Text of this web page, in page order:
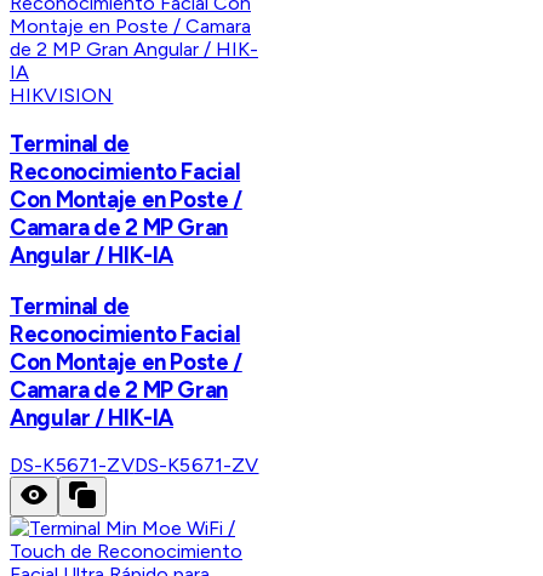
HIKVISION
Terminal de
Reconocimiento Facial
Con Montaje en Poste /
Camara de 2 MP Gran
Angular / HIK-IA
Terminal de
Reconocimiento Facial
Con Montaje en Poste /
Camara de 2 MP Gran
Angular / HIK-IA
DS-K5671-ZVDS-K5671-ZV